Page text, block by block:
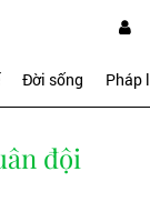
Đời sống Pháp
đội